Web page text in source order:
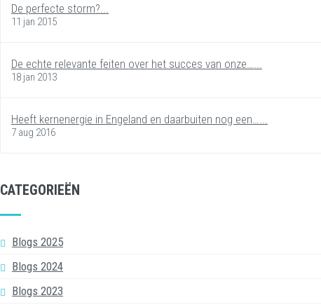
De perfecte storm?...
11 jan 2015
De echte relevante feiten over het succes van onze…...
18 jan 2013
Heeft kernenergie in Engeland en daarbuiten nog een…...
7 aug 2016
CATEGORIEËN
Blogs 2025
Blogs 2024
Blogs 2023